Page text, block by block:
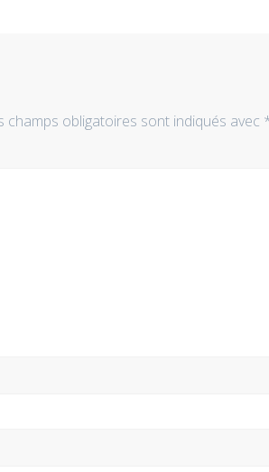
champs obligatoires sont indiqués avec